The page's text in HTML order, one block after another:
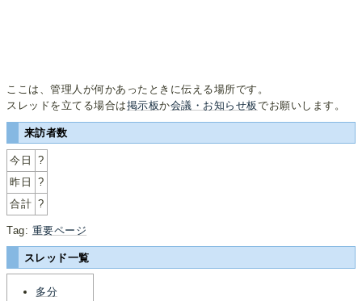
ここは、管理人が何かあったときに伝える場所です。
スレッドを立てる場合は掲示板か会議・お知らせ板でお願いします。
来訪者数
今日
?
昨日
?
合計 ?
Tag: 重要ページ
スレッド一覧
多分